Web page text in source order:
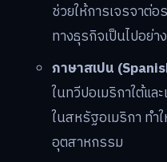
ช่วยให้การเจรจาต่
ทางธุรกิจเป็นไปอย่า
ภาษาสเปน
ในทวีปอเมริกาใต้แ
ในสหรัฐอเมริกา ทำ
อุตสาหกรรม